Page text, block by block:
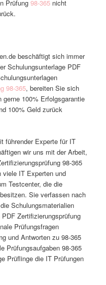
Prüfung98-365 nicht
beschäftigt sich immer
Schulungsunterlage PDF
98-365, bereiten Sie sich
100% Erfolgsgarantie
100% Geld zurück
führender Experte für IT
wir uns mit der Arbeit,
98-365
viele IT Experten und
Testcenter, die die
Sie verfassen nach
Schulungsmaterialien
Zertifizierungsprüfung
Prüfungsfragen
und Antworten zu 98-365
Prüfungsaufgaben 98-365
Prüflinge die IT Prüfungen